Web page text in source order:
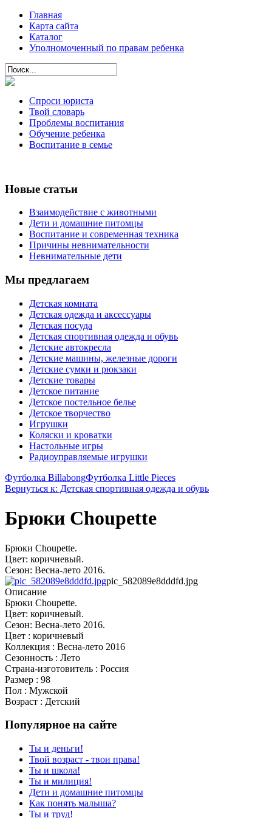
Главная
Карта сайта
Каталог
Уполномоченный по правам ребенка
Спроси юриста
Твой словарь
Проблемы воспитания
Обучение ребенка
Воспитание в семье
Новые статьи
Взаимодействие с животными
Дети и домашние питомцы
Воспитание и современная техника
Причины невнимательности
Невнимательные дети
Мы предлагаем
Детская комната
Детская одежда и аксессуары
Детская посуда
Детская спортивная одежда и обувь
Детские автокресла
Детские машины, железные дороги
Детские сумки и рюкзаки
Детские товары
Детское питание
Детское постельное белье
Детское творчество
Игрушки
Коляски и кроватки
Настольные игры
Радиоуправляемые игрушки
Футболка BillabongФутболка Little Pieces
Вернуться к: Детская спортивная одежда и обувь
Брюки Choupette
Брюки Choupette.
Цвет: коричневый.
Сезон: Весна-лето 2016.
pic_582089e8dddfd.jpg
Описание
Брюки Choupette.
Цвет: коричневый.
Сезон: Весна-лето 2016.
Цвет : коричневый
Коллекция : Весна-лето 2016
Сезонность : Лето
Страна-изготовитель : Россия
Размер : 98
Пол : Мужской
Возраст : Детский
Популярное на сайте
Ты и деньги!
Твой возраст - твои права!
Ты и школа!
Ты и милиция!
Дети и домашние питомцы
Как понять малыша?
Ты и труд!